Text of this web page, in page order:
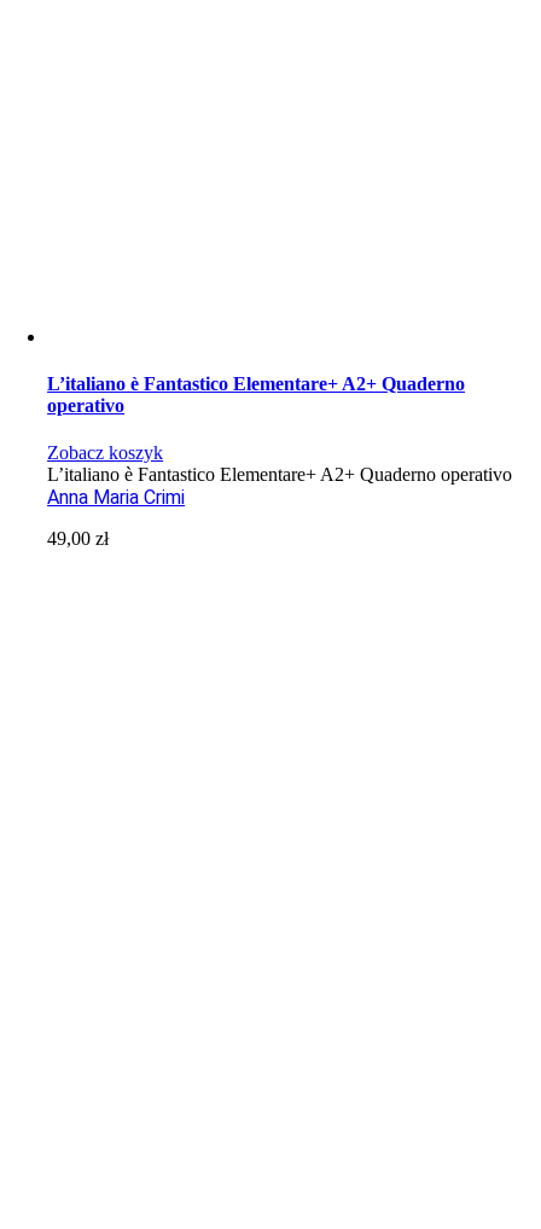
L’italiano è Fantastico Elementare+ A2+ Quaderno
operativo
Zobacz koszyk
L’italiano è Fantastico Elementare+ A2+ Quaderno operativo
Anna Maria Crimi
49,00zł